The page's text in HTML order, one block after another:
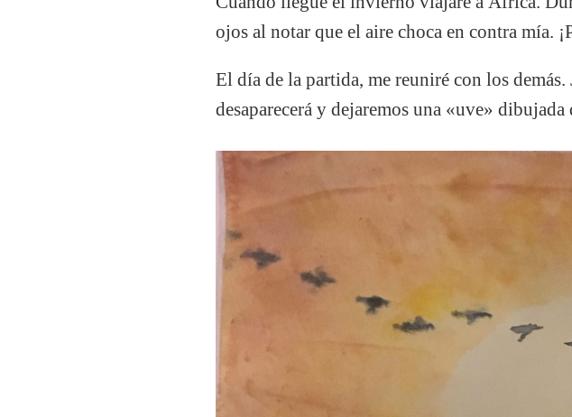
ojos al notar que el aire choca en contra mía.
El día de la partida, me reuniré con los
desaparecerá y dejaremos una «uve»